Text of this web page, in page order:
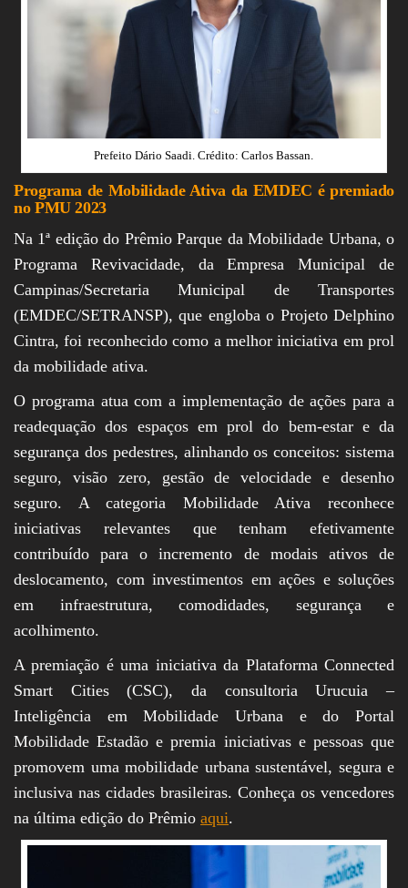
Prefeito Dário Saadi. Crédito: Carlos Bassan.
Programa de Mobilidade Ativa da EMDEC é premiado
no PMU 2023
Na 1ª edição do Prêmio Parque da Mobilidade Urbana, o
Programa Revivacidade, da Empresa Municipal de
Campinas/Secretaria Municipal de Transportes
(EMDEC/SETRANSP), que engloba o Projeto Delphino
Cintra, foi reconhecido como a melhor iniciativa em prol
da mobilidade ativa.
O programa atua com a implementação de ações para a
readequação dos espaços em prol do bem-estar e da
segurança dos pedestres, alinhando os conceitos: sistema
seguro, visão zero, gestão de velocidade e desenho
seguro. A categoria Mobilidade Ativa reconhece
iniciativas relevantes que tenham efetivamente
contribuído para o incremento de modais ativos de
deslocamento, com investimentos em ações e soluções
em infraestrutura, comodidades, segurança e
acolhimento.
A premiação é uma iniciativa da Plataforma Connected
Smart Cities (CSC), da consultoria Urucuia –
Inteligência em Mobilidade Urbana e do Portal
Mobilidade Estadão e premia iniciativas e pessoas que
promovem uma mobilidade urbana sustentável, segura e
inclusiva nas cidades brasileiras. Conheça os vencedores
na última edição do Prêmio aqui.